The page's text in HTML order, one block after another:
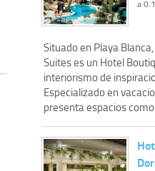
a
Situado en Playa
Suites es un Hotel
interiorismo de
Especializado en
presenta espacios como...